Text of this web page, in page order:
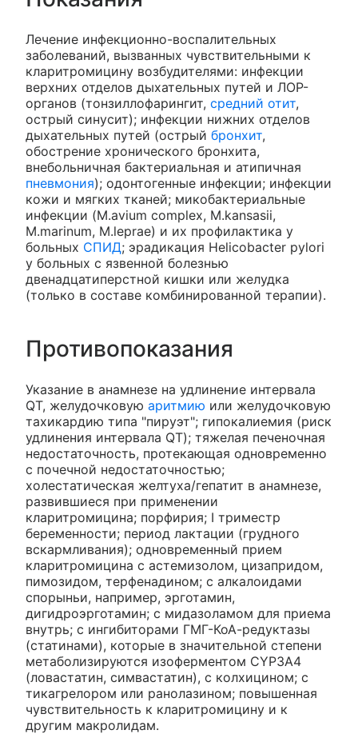
Лечение инфекционно-воспалительных
заболеваний, вызванных чувствительными к
кларитромицину возбудителями: инфекции
верхних отделов дыхательных путей и ЛОР-
органов (тонзиллофарингит, средний отит,
острый синусит); инфекции нижних отделов
дыхательных путей (острый бронхит,
обострение хронического бронхита,
внебольничная бактериальная и атипичная
пневмония); одонтогенные инфекции; инфекции
кожи и мягких тканей; микобактериальные
инфекции (M.avium complex, M.kansasii,
M.marinum, M.leprae) и их профилактика у
больных СПИД; эрадикация Helicobacter pylori
у больных с язвенной болезнью
двенадцатиперстной кишки или желудка
(только в составе комбинированной терапии).
Противопоказания
Указание в анамнезе на удлинение интервала
QT, желудочковую аритмию или желудочковую
тахикардию типа "пируэт"; гипокалиемия (риск
удлинения интервала QT); тяжелая печеночная
недостаточность, протекающая одновременно
с почечной недостаточностью;
холестатическая желтуха/гепатит в анамнезе,
развившиеся при применении
кларитромицина; порфирия; I триместр
беременности; период лактации (грудного
вскармливания); одновременный прием
кларитромицина с астемизолом, цизапридом,
пимозидом, терфенадином; с алкалоидами
спорыньи, например, эрготамин,
дигидроэрготамин; с мидазоламом для приема
внутрь; с ингибиторами ГМГ-КоА-редуктазы
(статинами), которые в значительной степени
метаболизируются изоферментом CYP3A4
(ловастатин, симвастатин), с колхицином; с
тикагрелором или ранолазином; повышенная
чувствительность к кларитромицину и к
другим макролидам.